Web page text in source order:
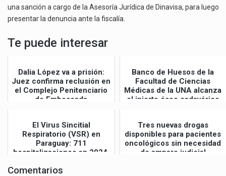
una sanción a cargo de la Asesoría Jurídica de Dinavisa, para luego
presentar la denuncia ante la fiscalía.
Te puede interesar
Dalia López va a prisión:
Juez confirma reclusión en
el Complejo Penitenciario
de Emboscada
Banco de Huesos de la
Facultad de Ciencias
Médicas de la UNA alcanza
el injerto óseo cadavérico
El Virus Sincitial
Respiratorio (VSR) en
Paraguay: 711
hospitalizaciones en 2024,
Tres nuevas drogas
disponibles para pacientes
oncológicos sin necesidad
de amparo judicial
Comentarios